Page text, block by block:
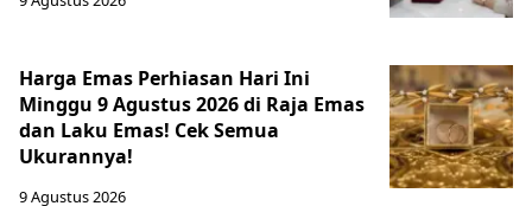
Harga Emas Perhiasan Hari Ini
Minggu 9 Agustus 2026 di Raja Emas
dan Laku Emas! Cek Semua
Ukurannya!
9 Agustus 2026